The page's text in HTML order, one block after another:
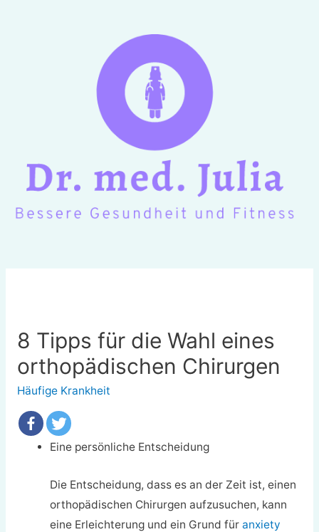
8 Tipps für die Wahl eines
orthopädischen Chirurgen
Häufige Krankheit
Eine persönliche Entscheidung
Die Entscheidung, dass es an der Zeit ist, einen
orthopädischen Chirurgen aufzusuchen, kann
eine Erleichterung und ein Grund füranxiety